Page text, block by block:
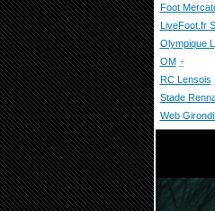
Foot
LiveFoot.fr
Olympique
OM +
RC Lensois
Stade
Web